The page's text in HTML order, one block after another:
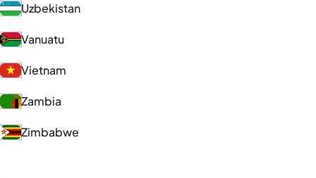
Uzbekistan
Vanuatu
Vietnam
Zambia
Zimbabwe